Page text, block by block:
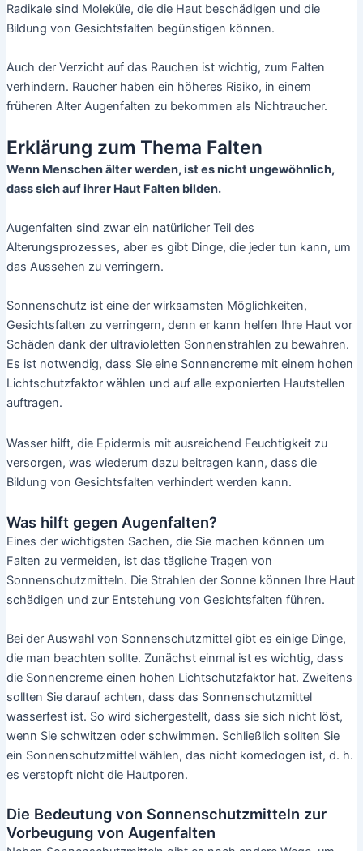
Radikale sind Moleküle, die die Haut beschädigen und die
Bildung von Gesichtsfalten begünstigen können.
Auch der Verzicht auf das Rauchen ist wichtig, zum Falten
verhindern. Raucher haben ein höheres Risiko, in einem
früheren Alter Augenfalten zu bekommen als Nichtraucher.
Erklärung zum Thema Falten
Wenn Menschen älter werden, ist es nicht ungewöhnlich,
dass sich auf ihrer Haut Falten bilden.
Augenfalten sind zwar ein natürlicher Teil des
Alterungsprozesses, aber es gibt Dinge, die jeder tun kann, um
das Aussehen zu verringern.
Sonnenschutz ist eine der wirksamsten Möglichkeiten,
Gesichtsfalten zu verringern, denn er kann helfen Ihre Haut vor
Schäden dank der ultravioletten Sonnenstrahlen zu bewahren.
Es ist notwendig, dass Sie eine Sonnencreme mit einem hohen
Lichtschutzfaktor wählen und auf alle exponierten Hautstellen
auftragen.
Wasser hilft, die Epidermis mit ausreichend Feuchtigkeit zu
versorgen, was wiederum dazu beitragen kann, dass die
Bildung von Gesichtsfalten verhindert werden kann.
Was hilft gegen Augenfalten?
Eines der wichtigsten Sachen, die Sie machen können um
Falten zu vermeiden, ist das tägliche Tragen von
Sonnenschutzmitteln. Die Strahlen der Sonne können Ihre Haut
schädigen und zur Entstehung von Gesichtsfalten führen.
Bei der Auswahl von Sonnenschutzmittel gibt es einige Dinge,
die man beachten sollte. Zunächst einmal ist es wichtig, dass
die Sonnencreme einen hohen Lichtschutzfaktor hat. Zweitens
sollten Sie darauf achten, dass das Sonnenschutzmittel
wasserfest ist. So wird sichergestellt, dass sie sich nicht löst,
wenn Sie schwitzen oder schwimmen. Schließlich sollten Sie
ein Sonnenschutzmittel wählen, das nicht komedogen ist, d. h.
es verstopft nicht die Hautporen.
Die Bedeutung von Sonnenschutzmitteln zur
Vorbeugung von Augenfalten